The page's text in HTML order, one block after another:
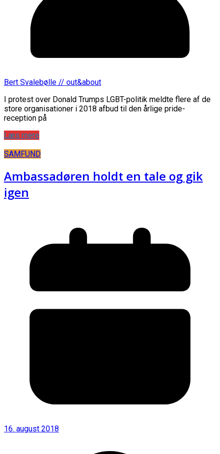
Bert Svalebølle // out&about
I protest over Donald Trumps LGBT-politik meldte flere af de
store organisationer i 2018 afbud til den årlige pride-
reception på
Læs mere
SAMFUND
Ambassadøren holdt en tale og gik
igen
16. august 2018